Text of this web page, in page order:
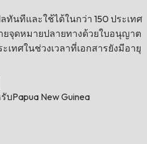
นทีและใช้ได้ในกว่า 150 ประเทศ
ยจุดหมายปลายทางด้วยใบอนุญาต
เทศในช่วงเวลาที่เอกสารยังมีอายุ
Papua New Guinea